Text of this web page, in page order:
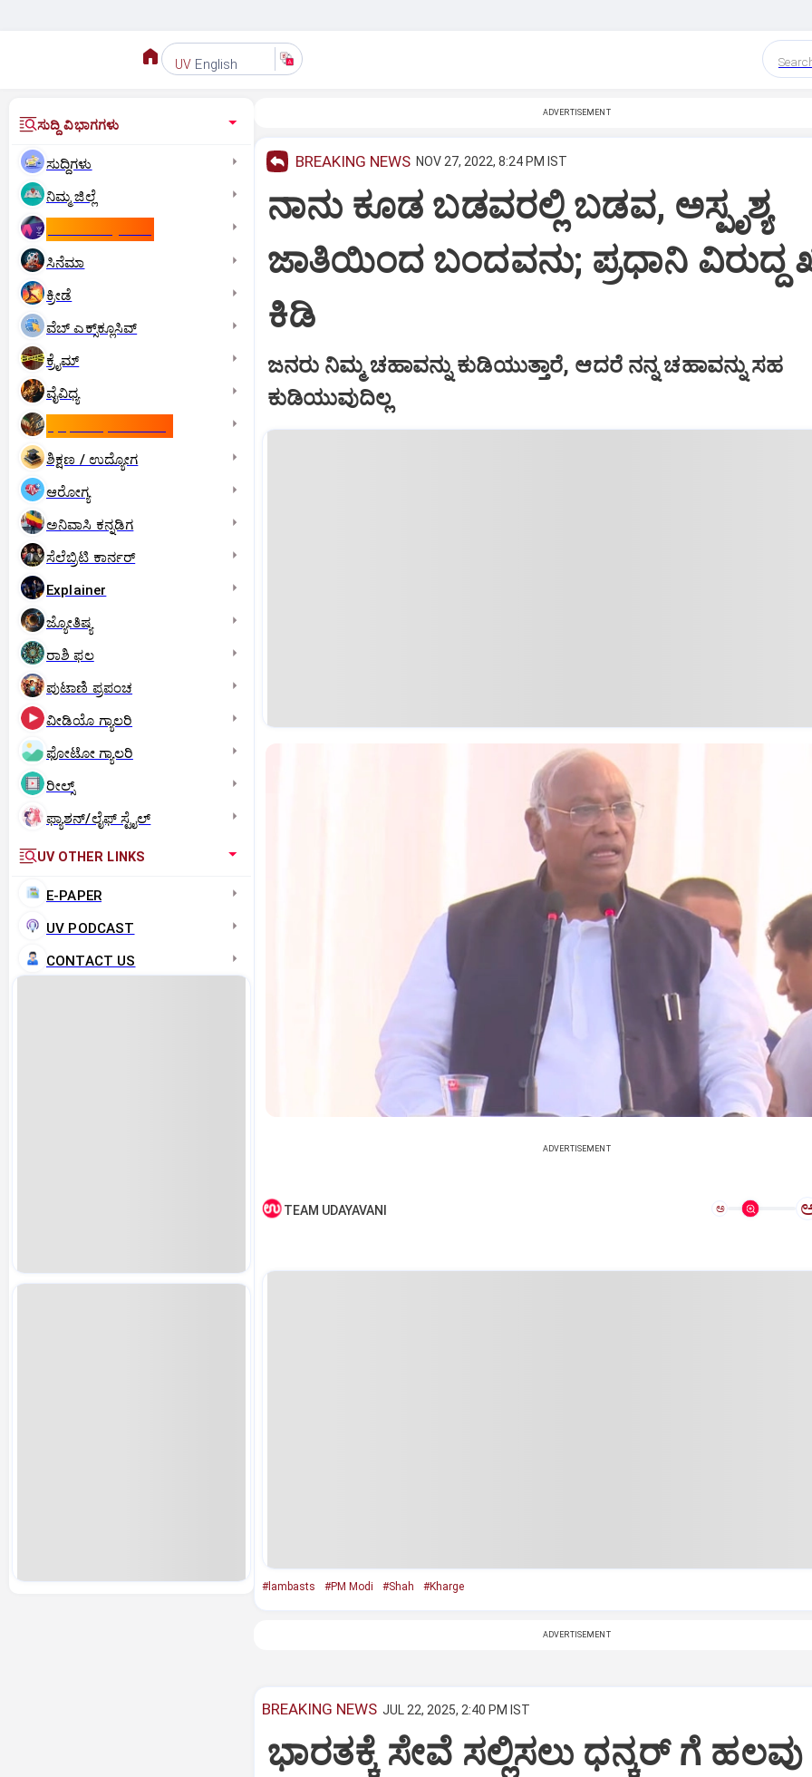
UV English
ಸುದ್ದಿ ವಿಭಾಗಗಳು
ಸುದ್ದಿಗಳು
ನಿಮ್ಮ ಜಿಲ್ಲೆ
ಸಿನೆಮಾ
ಕ್ರೀಡೆ
ವೆಬ್ ಎಕ್ಸ್‌ಕ್ಲೂಸಿವ್
ಕ್ರೈಮ್
ವೈವಿಧ್ಯ
ಶಿಕ್ಷಣ / ಉದ್ಯೋಗ
ಆರೋಗ್ಯ
ಅನಿವಾಸಿ ಕನ್ನಡಿಗ
ಸೆಲೆಬ್ರಿಟಿ ಕಾರ್ನರ್‌
Explainer
ಜ್ಯೋತಿಷ್ಯ
ರಾಶಿ ಫಲ
ಪುಟಾಣಿ ಪ್ರಪಂಚ
ವೀಡಿಯೊ ಗ್ಯಾಲರಿ
ಫೋಟೋ ಗ್ಯಾಲರಿ
ರೀಲ್ಸ್
ಫ್ಯಾಶನ್/ಲೈಫ್‌ ಸ್ಟೈಲ್
UV OTHER LINKS
E-PAPER
UV PODCAST
CONTACT US
ADVERTISEMENT
BREAKING NEWS NOV 27, 2022, 8:24 PM IST
ನಾನು ಕೂಡ ಬಡವರಲ್ಲಿ ಬಡವ, ಅಸ್ಪೃಶ್ಯ
ಜಾತಿಯಿಂದ ಬಂದವನು; ಪ್ರಧಾನಿ ವಿರುದ್ದ
ಕಿಡಿ
ಜನರು ನಿಮ್ಮ ಚಹಾವನ್ನು ಕುಡಿಯುತ್ತಾರೆ, ಆದರೆ ನನ್ನ ಚಹಾವನ್ನು ಸಹ
ಕುಡಿಯುವುದಿಲ್ಲ
ADVERTISEMENT
TEAM UDAYAVANI ಅ
#lambasts #PM Modi #Shah #Kharge
ADVERTISEMENT
BREAKING NEWS JUL 22, 2025, 2:40 PM IST
ಭಾರತಕ್ಕೆ ಸೇವೆ ಸಲ್ಲಿಸಲು ಧನ್ಕರ್‌ ಗೆ ಹಲವು